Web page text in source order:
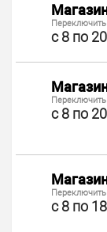
с 8 по
с 8 по
с 8 по